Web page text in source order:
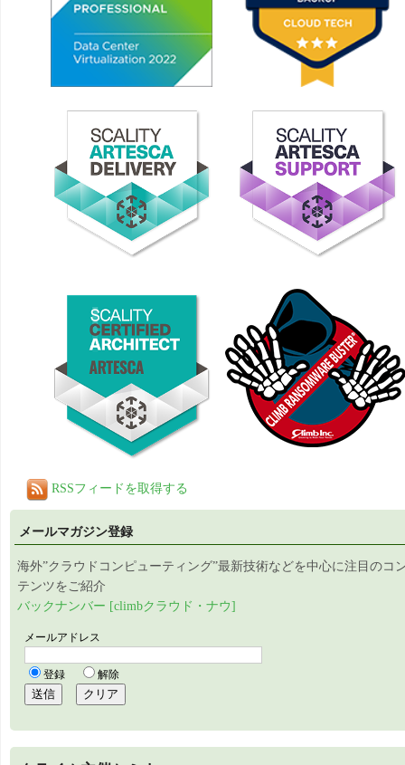
RSSフィードを取得する
メールマガジン登録
海外”クラウドコンピューティング”最新技術などを中心に注目のコ
テンツをご紹介
バックナンバー [climbクラウド・ナウ]